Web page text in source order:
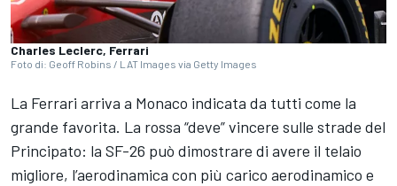
Charles Leclerc, Ferrari
Foto di: Geoff Robins / LAT Images via Getty Images
La Ferrari arriva a Monaco indicata da tutti come la
grande favorita. La rossa “deve” vincere sulle strade del
Principato: la SF-26 può dimostrare di avere il telaio
migliore, l’aerodinamica con più carico aerodinamico e